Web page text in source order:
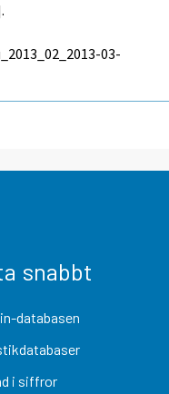
03-
snabbt
databasen
i siffror